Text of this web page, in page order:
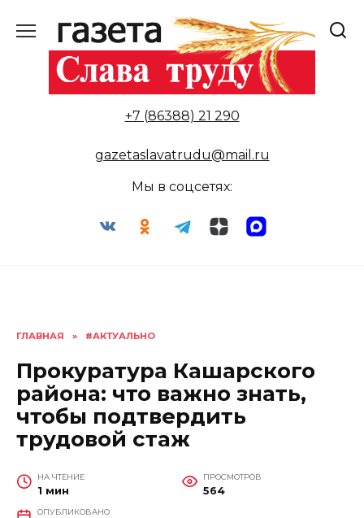
содержанию
+7 (86388) 21 290
gazetaslavatrudu@mail.ru
Мы в соцсетях:
ГЛАВНАЯ » #АКТУАЛЬНО
Прокуратура Кашарского
района: что важно знать,
чтобы подтвердить
трудовой стаж
НА ЧТЕНИЕ
1 мин
ПРОСМОТРОВ
564
ОПУБЛИКОВАНО